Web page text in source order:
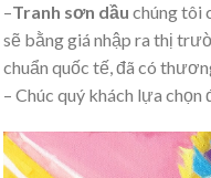
–Tranh sơn dầu chúng tôi
sẽ bằng giá nhập ra thị
chuẩn quốc tế, đã có
– Chúc quý khách lựa